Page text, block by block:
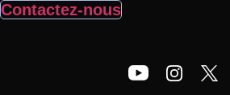
Contactez-nous